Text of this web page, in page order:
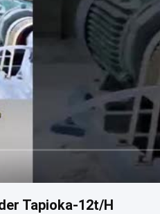
Tapioka-12t/H